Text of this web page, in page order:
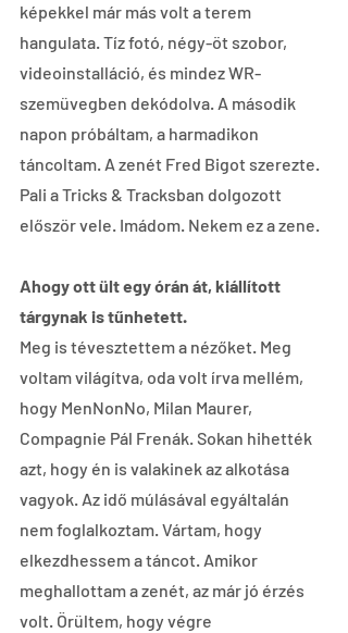
képekkel már más volt a terem
hangulata. Tíz fotó, négy-öt szobor,
videoinstalláció, és mindez WR-
szemüvegben dekódolva. A második
napon próbáltam, a harmadikon
táncoltam. A zenét Fred Bigot szerezte.
Pali a Tricks & Tracksban dolgozott
először vele. Imádom. Nekem ez a zene.
Ahogy ott ült egy órán át, kiállított
tárgynak is tűnhetett.
Meg is tévesztettem a nézőket. Meg
voltam világítva, oda volt írva mellém,
hogy MenNonNo, Milan Maurer,
Compagnie Pál Frenák. Sokan hihették
azt, hogy én is valakinek az alkotása
vagyok. Az idő múlásával egyáltalán
nem foglalkoztam. Vártam, hogy
elkezdhessem a táncot. Amikor
meghallottam a zenét, az már jó érzés
volt. Örültem, hogy végre